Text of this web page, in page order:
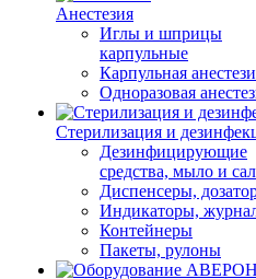
Анестезия
Иглы и шприцы
карпульные
Карпульная
Одноразовая
Стерилизация и
Дезинфицирующие
средства, мыло и
Диспенсеры,
Индикаторы,
Контейнеры
Пакеты, рулоны